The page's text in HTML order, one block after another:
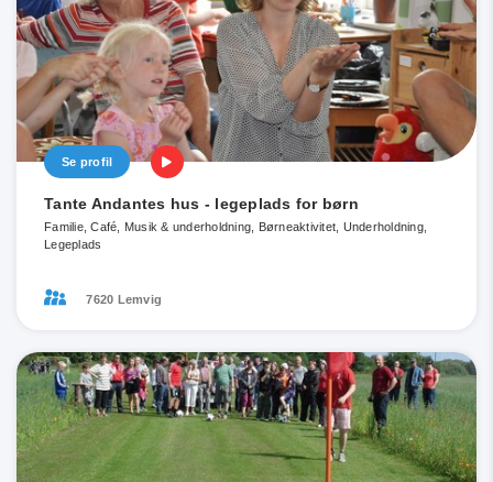
Se profil
Tante Andantes hus - legeplads for børn
Familie, Café, Musik & underholdning, Børneaktivitet, Underholdning,
Legeplads
7620 Lemvig